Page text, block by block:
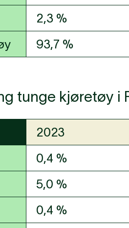
2,3 %
93,7 %
tunge kjøretøy i
2023
0,4 %
5,0 %
0,4 %